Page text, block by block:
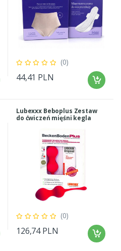
(0)
44,41 PLN
Lubexxx Beboplus Zestaw
do ćwiczeń mięśni kegla
(0)
126,74 PLN